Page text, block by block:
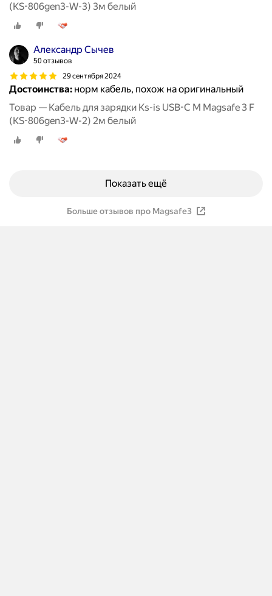
(KS-806gen3-W-3) 3м белый
Александр Сычев
50 отзывов
29 сентября 2024
Достоинства: норм кабель, похож на оригинальный
Товар — Кабель для зарядки Ks-is USB-C M Magsafe 3 F
(KS-806gen3-W-2) 2м белый
Показать ещё
Больше отзывов про Magsafe3